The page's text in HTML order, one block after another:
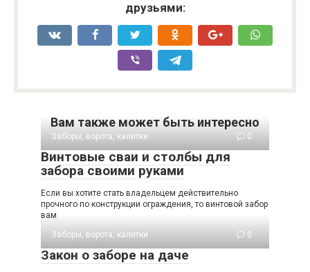
друзьями:
Вам также может быть интересно
Заборы, ворота, калитки 0
Винтовые сваи и столбы для
забора своими руками
Если вы хотите стать владельцем действительно
прочного по конструкции ограждения, то винтовой забор
вам
Заборы, ворота, калитки
0
Закон о заборе на даче